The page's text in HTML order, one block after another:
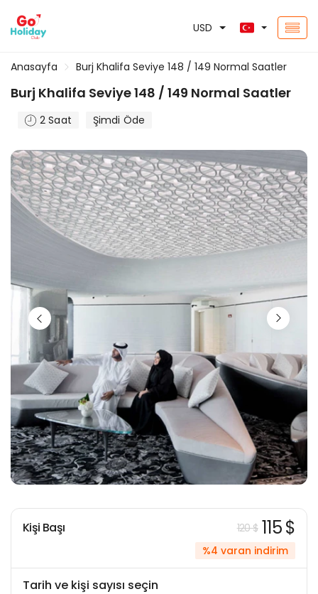
USD
Anasayfa Burj Khalifa Seviye 148 / 149 Normal Saatler
Burj Khalifa Seviye 148 / 149 Normal Saatler
2 Saat Şimdi Öde
Kişi Başı 120 $ 115 $
%4 varan indirim
Tarih ve kişi sayısı seçin